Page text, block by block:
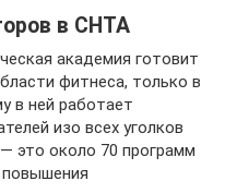
в СНТА
академия готовит
фитнеса, только в
в ней работает
изо всех уголков
это около 70 программ
повышения